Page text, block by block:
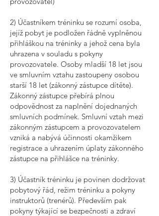
2) Účastníkem tréninku se rozumí osoba,
jejíž pobyt je podložen řádně vyplněnou
přihláškou na tréninky a jehož cena byla
uhrazena v souladu s pokyny
provozovatele. Osoby mladší 18 let jsou
ve smluvním vztahu zastoupeny osobou
starší 18 let (zákonný zástupce dítěte).
Zákonný zástupce přebírá plnou
odpovědnost za naplnění dojednaných
smluvních podmínek. Smluvní vztah mezi
zákonným zástupcem a provozovatelem
vzniká a nabývá účinnosti okamžikem
registrace a uhrazením úplaty zákonného
zástupce na přihlášce na tréninky.
3) Účastník tréninku je povinen dodržovat
pobytový řád, režim tréninku a pokyny
instruktorů (trenérů). Především pak
pokyny týkající se bezpečnosti a zdraví